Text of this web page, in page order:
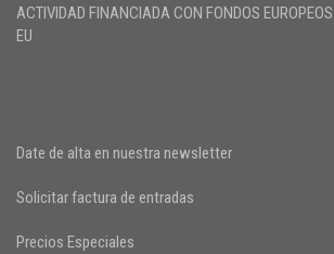
ACTIVIDAD FINANCIADA CON FONDOS
EU
Date de alta en nuestra newsletter
Solicitar factura de entradas
Precios Especiales